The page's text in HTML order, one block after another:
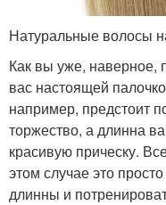
Натуральные волосы
Как вы уже, наверное,
вас настоящей
например, предстоит
торжество, а длинна
красивую прическу.
этом случае это
длинны и